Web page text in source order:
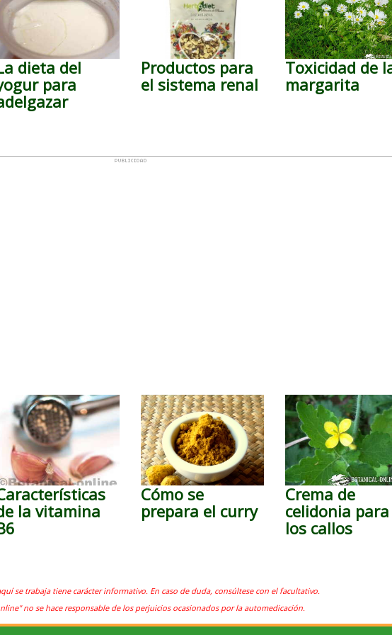
dieta del
para
Productos para
el sistema renal
Toxicidad de
margarita
la vitamina
Cómo se
prepara el curry
Crema de
celidonia para
los callos
se trabaja tiene carácter informativo. En caso de duda, consúltese con el facultativo.
no se hace responsable de los perjuicios ocasionados por la automedicación.